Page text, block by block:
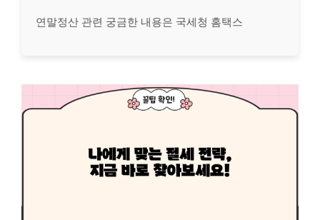
연말정산 관련 궁금한 내용은 국세청 홈택스